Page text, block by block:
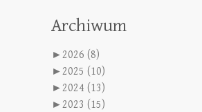
Archiwum
►2026 (8)
►2025 (10)
►2024 (13)
►2023 (15)